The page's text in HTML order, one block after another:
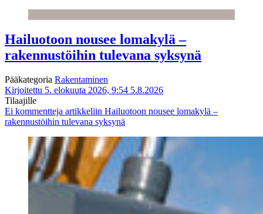
Hailuotoon nousee lomakylä –
rakennustöihin tulevana syksynä
Pääkategoria Rakentaminen
Kirjoitettu 5. elokuuta 2026, 9:54 5.8.2026
Tilaajille
Ei kommentteja artikkeliin Hailuotoon nousee lomakylä –
rakennustöihin tulevana syksynä